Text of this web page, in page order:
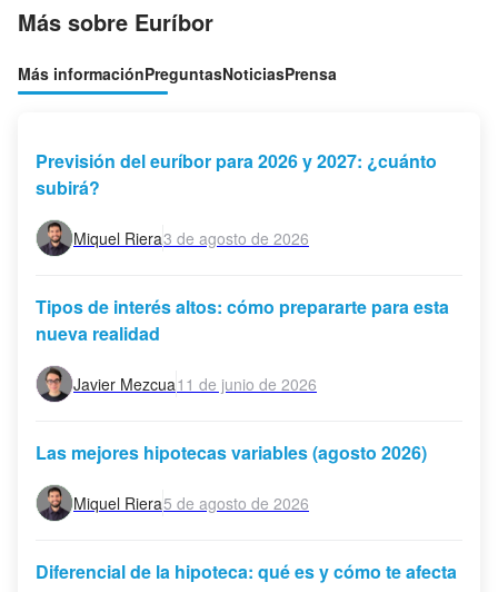
Más sobre Euríbor
Más informaciónPreguntasNoticiasPrensa
Previsión del euríbor para 2026 y 2027: ¿cuánto
subirá?
Miquel Riera3 de agosto de 2026
Tipos de interés altos: cómo prepararte para esta
nueva realidad
Javier Mezcua11 de junio de 2026
Las mejores hipotecas variables (agosto 2026)
Miquel Riera5 de agosto de 2026
Diferencial de la hipoteca: qué es y cómo te afecta